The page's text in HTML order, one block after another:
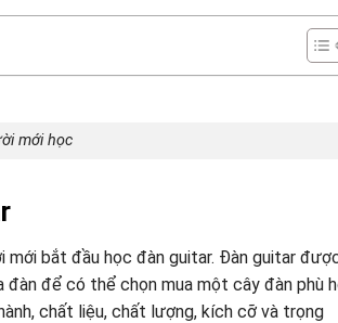
mới học
bắt đầu học đàn guitar. Đàn guitar
đàn để có thể chọn mua một cây đàn phù
chất liệu, chất lượng, kích cỡ và trọng